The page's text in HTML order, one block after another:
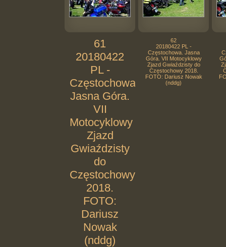
61
20180422
PL -
Częstochowa.
Jasna Góra.
VII
Motocyklowy
Zjazd
Gwiaździsty
do
Częstochowy
2018.
FOTO:
Dariusz
Nowak
(nddg)
62
20180422 PL -
Częstochowa. Jasna
Góra. VII Motocyklowy
Zjazd Gwiaździsty do
Częstochowy 2018.
FOTO: Dariusz Nowak
(nddg)